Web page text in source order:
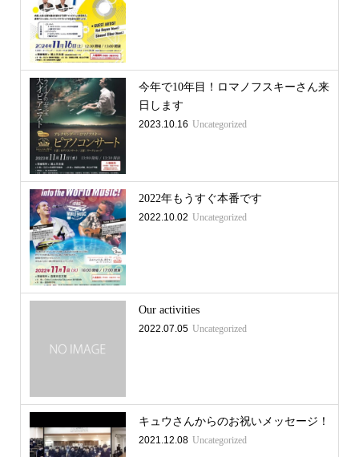
今年で10年目！ロマノフスキーさん来
日します
2023.10.16 Uncategorized
2022年もうすぐ本番です
2022.10.02 Uncategorized
Our activities
2022.07.05 Uncategorized
キュウさんからのお祝いメッセージ！
2021.12.08 Uncategorized